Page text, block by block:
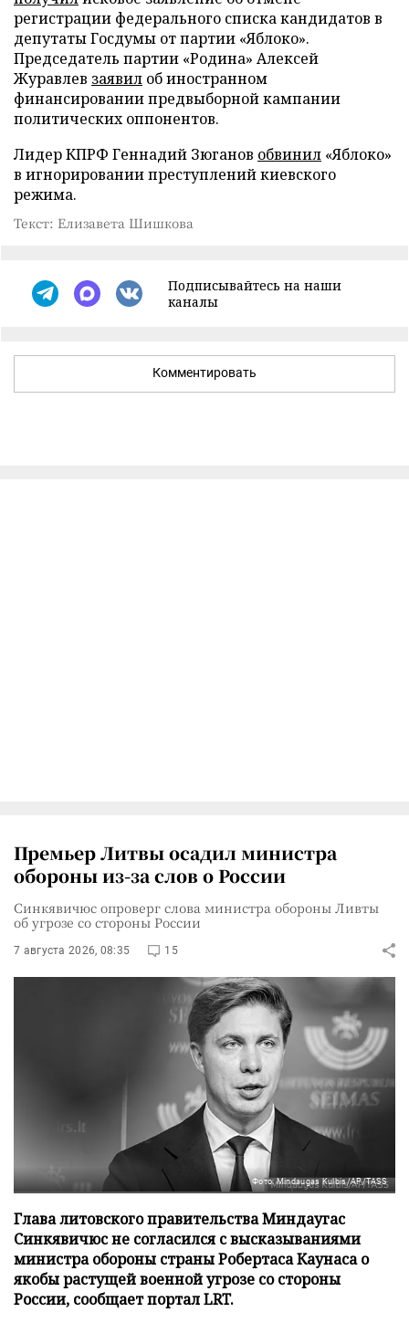
регистрации федерального списка кандидатов в
депутаты Госдумы от партии «Яблоко».
Председатель партии «Родина» Алексей
Журавлев заявил об иностранном
финансировании предвыборной кампании
политических оппонентов.
Лидер КПРФ Геннадий Зюганов обвинил «Яблоко»
в игнорировании преступлений киевского
режима.
Текст: Елизавета Шишкова
Подписывайтесь на наши
каналы
Комментировать
Премьер Литвы осадил министра
обороны из-за слов о России
Синкявичюс опроверг слова министра обороны Ливты
об угрозе со стороны России
7 августа 2026, 08:35 15
Фото: Mindaugas Kulbis/AP/TASS
Глава литовского правительства Миндаугас
Синкявичюс не согласился с высказываниями
министра обороны страны Робертаса Каунаса о
якобы растущей военной угрозе со стороны
России, сообщает портал LRT.